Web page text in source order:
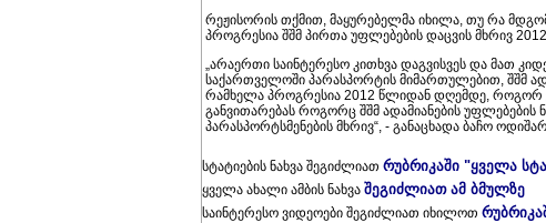
რეჟისორის თქმით, მაყურებელმა იხილა, თუ რა
პროგრესია შშმ პირთა უფლებების დაცვის მხრივ
„არაერთი საინტერესო კითხვა დაგვისვეს და მათ
საქართველოში პარასპორტის მიმართულებით, შშმ
რამხელა პროგრესია 2012 წლიდან დღემდე, როგორ
განვითარებას როგორც შშმ ადამიანების უფლებების
პარასპორტსმენების მხრივ“, - განაცხადა ბაჩო
სტატიების ნახვა შეგიძლიათ რუბრიკაში "ყველა
ყველა ახალი ამბის ნახვა შეგიძლიათ ამ ბმულზე
საინტერესო ვიდეოები შეგიძლიათ იხილოთ